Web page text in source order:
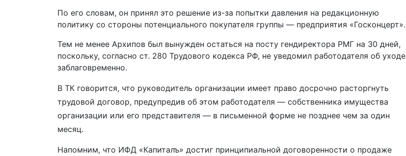
По его словам, он принял это решение из-за попытки давления на редакционную
политику со стороны потенциального покупателя группы — предприятия «Госконцерт».
Тем не менее Архипов был вынужден остаться на посту гендиректора РМГ на 30 дней,
поскольку, согласно ст. 280 Трудового кодекса РФ, не уведомил работодателя об уходе
заблаговременно.
В ТК говорится, что руководитель организации имеет право досрочно расторгнуть
трудовой договор, предупредив об этом работодателя — собственника имущества
организации или его представителя — в письменной форме не позднее чем за один
месяц.
Напомним, что ИФД «Капиталъ» достиг принципиальной договоренности о продаже